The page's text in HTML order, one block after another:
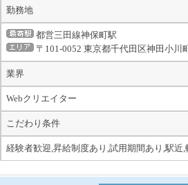
勤務地
都営三田線神保町駅
〒101-0052 東京都千代田区神田小
業界
Webクリエイター
こだわり条件
経験者歓迎,昇給制度あり,試用期間あり,駅近